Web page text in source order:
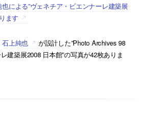
による”ヴェネチア・ビエンナーレ建築展
ます
石上純也
が設計した”Photo Archives 98
建築展2008 日本館”の写真が42枚ありま